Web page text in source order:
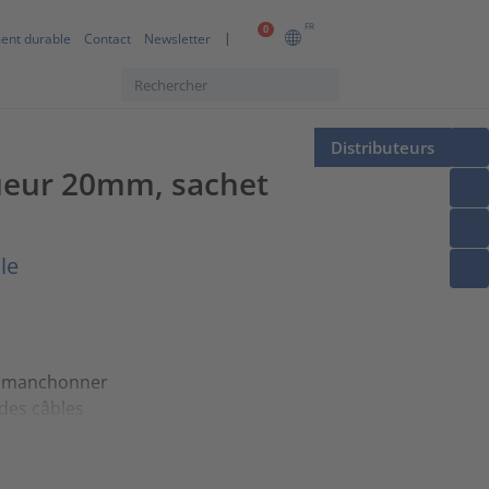
0 FR
durable Contact Newsletter
Distributeurs
20mm, sachet
câbles